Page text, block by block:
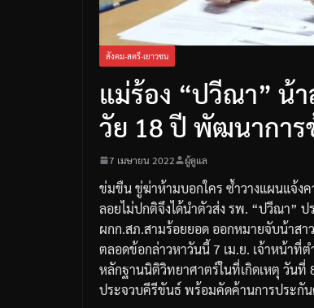
สังคม-สตรี-เยาวชน
แม่ร้อง “ปวีณา” น้
วัย 18 ปี พัฒนาการ
7 เมษายน 2022 ผู้ดูแล
ข่มขืนขู่ฆ่าห้ามบอกใคร ซ้ำวางแผนแจ้ง
ลอยไม่ปกติจึงได้นำตัวส่ง รพ. “ปวีณา” ป
ผกก.สภ.สามร้อยยอดออกหมายจับน้าสา
ตลอดข้อกล่าวหาวันนี้7 เม.ย. เจ้าหน้าที่
หลักฐานนิติวิทยาศาตร์ในที่เกิดเหตุ วันที่
ประจวบคีรีขันธ์ พร้อมคัดค้านการประกั